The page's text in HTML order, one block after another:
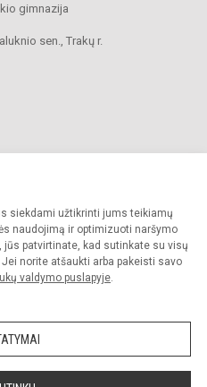
siekdami užtikrinti jums teikiamų
naudojimą ir optimizuoti naršymo
jūs patvirtinate, kad sutinkate su visų
norite atšaukti arba pakeisti savo
valdymo puslapyje.
gimnazija
sen., Trakų r.
gimnazija. Visos teisės
administracijos sutikimo griežtai
Slapukų valdymas